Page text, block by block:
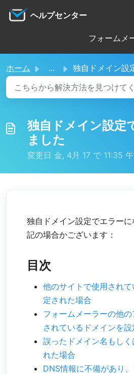
ヘルプセンター
フォームメ
ホーム ... 独自ドメイン設定でエラーになりま
独自ドメイン設定
ました
変更日 金, 4月 17 で 11:35
独自ドメイン設定でエラー
記の場合かございます：
目次
他のサイトで使用され
定された場合
フォームメーラーの他
されているドメインを
誤ったドメイン名もし
れた場合
DNS情報に不備があり